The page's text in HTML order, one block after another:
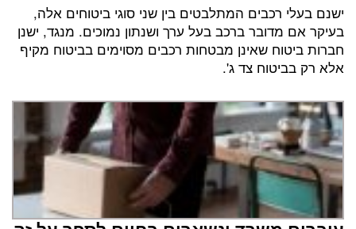
ישנם בעלי רכבים המתלבטים בין שני סוגי ביטוחים אלה,
בעיקר אם מדובר ברכב בעל ערך ושנתון נמוכים. מנגד, ישנן
חברות ביטוח שאינן מבטחות רכבים מסוימים בביטוח מקיף
אלא רק בביטוח צד ג'.